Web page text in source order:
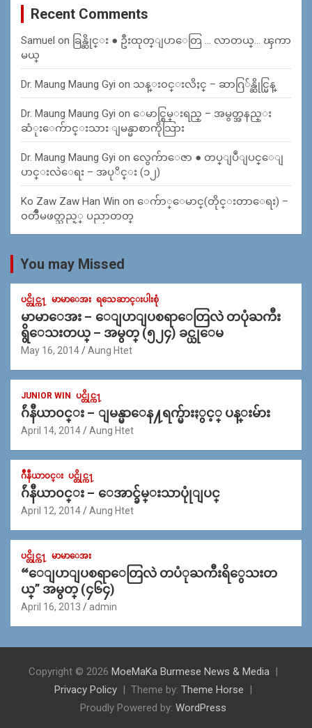
Recent Comments
Samuel on ခြန္ဆိုင္း ● ဦးထုတ္ျပာေတြ … လာတယ္… ၾကာ
မယ္
Dr. Maung Maung Gyi on သန္း၀င္းလိႈင္ – ဆာဂြ်န္ဆိုင္မြန္
Dr. Maung Maung Gyi on ေမာင္စြမ္းရည္ – အမွတ္အနည္း
ဆံုးေက်ာင္းသား ျမန္မာစာကိုသြား
Dr. Maung Maung Gyi on လွေက်ာေဇာ ● တပ္ျပဳျပင္ေျ
ပာင္းလဲေရး – အပုိင္း (၁၂)
Ko Zaw Zaw Han Win on ေက်ာ္ေမာင္(တိုင္းတာေရး) –
၀တၳဳမဖတ္သည့္ ပညာတတ္
You may Missed
ပင္တိုင္က႑ မာမာေအး ရသေဆာင္းပါးစုံ
မာမာေအး – ေျပာျပစရာေတြလဲ တပုံႀကီး
ရွိေသးတယ္ – အမွတ္ (၅၂၄) ခင္ယုေမ
May 16, 2014 Aung Htet
JUNIOR WIN ပင္တိုင္က႑
ဂ်ဴနီယာ၀င္း – ျမန္မာေန႔ရက္မ်ားႏွင့္ ပန္းမ်ား
April 14, 2014 Aung Htet
ဂ်ဳနီယာ၀င္း ပင္တိုင္က႑
ဂ်ဴနီယာ၀င္း – ေအာင္ခ်မ္းသာပုုံျပင္
April 12, 2014 Aung Htet
ပင္တိုင္က႑ မာမာေအး
“ေျပာျပစရာေတြလဲ တပံုႀကီးရိွေသးတ
ယ္” အမွတ္ (၄၆၄)
April 16, 2013 admin
Copyright © 2026 MoeMaKa Burmese News & Media
Privacy Policy
Theme by: Theme Horse
Proudly Powered by: WordPress